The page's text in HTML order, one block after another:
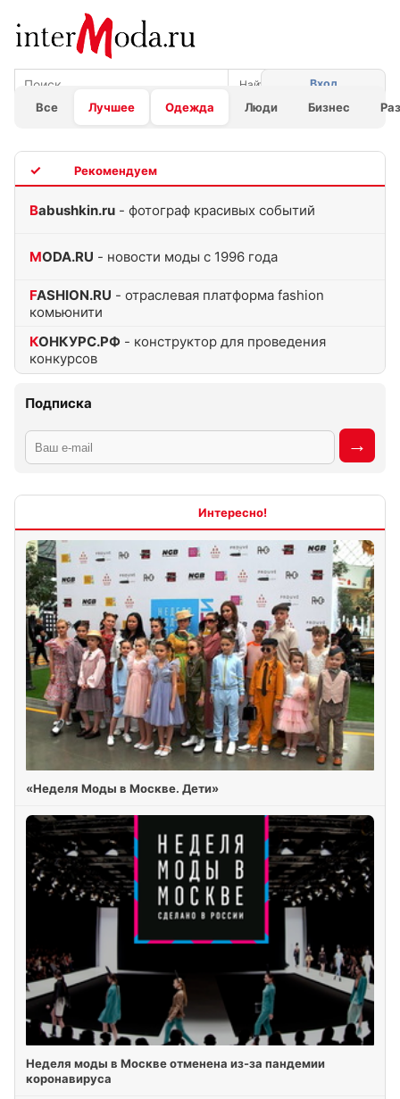
Все Лучшее Одежда Люди Бизнес
Вход
Babushkin.ru - фотограф красивых событий
MODA.RU - новости моды с 1996 года
FASHION.RU - отраслевая платформа fashion
комьюнити
КОНКУРС.РФ - конструктор для проведения
конкурсов
Подписка
«Неделя Моды в Москве. Дети»
Неделя моды в Москве отменена из-за пандемии
коронавируса